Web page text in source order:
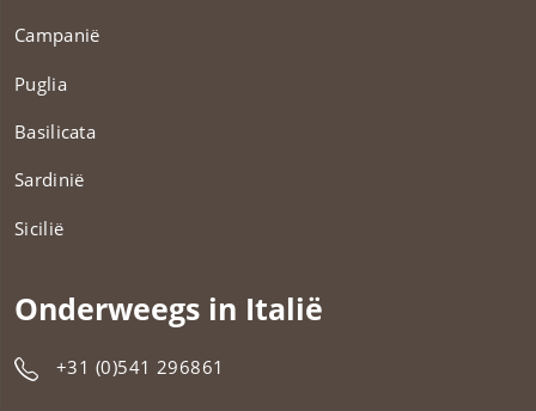
Campanië
Puglia
Basilicata
Sardinië
Sicilië
Onderweegs in Italië
+31 (0)541 296861